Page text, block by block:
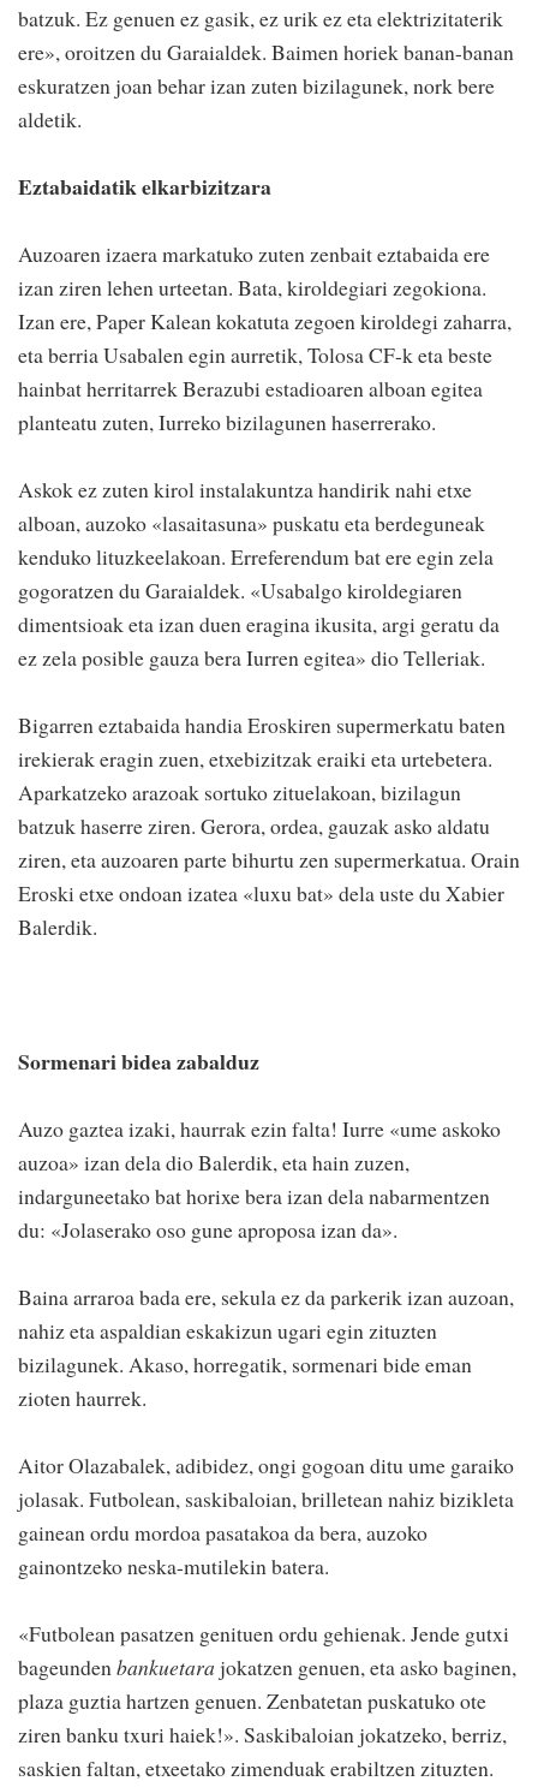
batzuk. Ez genuen ez gasik, ez urik ez eta elektrizitaterik
ere», oroitzen du Garaialdek. Baimen horiek banan-banan
eskuratzen joan behar izan zuten bizilagunek, nork bere
aldetik.
Eztabaidatik elkarbizitzara
Auzoaren izaera markatuko zuten zenbait eztabaida ere
izan ziren lehen urteetan. Bata, kiroldegiari zegokiona.
Izan ere, Paper Kalean kokatuta zegoen kiroldegi zaharra,
eta berria Usabalen egin aurretik, Tolosa CF-k eta beste
hainbat herritarrek Berazubi estadioaren alboan egitea
planteatu zuten, Iurreko bizilagunen haserrerako.
Askok ez zuten kirol instalakuntza handirik nahi etxe
alboan, auzoko «lasaitasuna» puskatu eta berdeguneak
kenduko lituzkeelakoan. Erreferendum bat ere egin zela
gogoratzen du Garaialdek. «Usabalgo kiroldegiaren
dimentsioak eta izan duen eragina ikusita, argi geratu da
ez zela posible gauza bera Iurren egitea» dio Telleriak.
Bigarren eztabaida handia Eroskiren supermerkatu baten
irekierak eragin zuen, etxebizitzak eraiki eta urtebetera.
Aparkatzeko arazoak sortuko zituelakoan, bizilagun
batzuk haserre ziren. Gerora, ordea, gauzak asko aldatu
ziren, eta auzoaren parte bihurtu zen supermerkatua. Orain
Eroski etxe ondoan izatea «luxu bat» dela uste du Xabier
Balerdik.
Sormenari bidea zabalduz
Auzo gaztea izaki, haurrak ezin falta! Iurre «ume askoko
auzoa» izan dela dio Balerdik, eta hain zuzen,
indarguneetako bat horixe bera izan dela nabarmentzen
du: «Jolaserako oso gune aproposa izan da».
Baina arraroa bada ere, sekula ez da parkerik izan auzoan,
nahiz eta aspaldian eskakizun ugari egin zituzten
bizilagunek. Akaso, horregatik, sormenari bide eman
zioten haurrek.
Aitor Olazabalek, adibidez, ongi gogoan ditu ume garaiko
jolasak. Futbolean, saskibaloian, brilletean nahiz bizikleta
gainean ordu mordoa pasatakoa da bera, auzoko
gainontzeko neska-mutilekin batera.
«Futbolean pasatzen genituen ordu gehienak. Jende gutxi
bageunden bankuetara jokatzen genuen, eta asko baginen,
plaza guztia hartzen genuen. Zenbatetan puskatuko ote
ziren banku txuri haiek!». Saskibaloian jokatzeko, berriz,
saskien faltan, etxeetako zimenduak erabiltzen zituzten.